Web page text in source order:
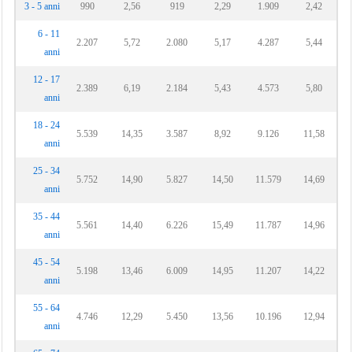
3 - 5 anni 990 2,56 919 2,29 1.909 2,42
6 - 11
anni
2.207 5,72 2.080 5,17 4.287 5,44
12 - 17
anni
2.389 6,19 2.184 5,43 4.573 5,80
18 - 24
anni
5.539 14,35 3.587 8,92 9.126 11,58
25 - 34
anni
5.752 14,90 5.827 14,50 11.579 14,69
35 - 44
anni
5.561 14,40 6.226 15,49 11.787 14,96
45 - 54
anni
5.198 13,46 6.009 14,95 11.207 14,22
55 - 64
anni
4.746 12,29 5.450 13,56 10.196 12,94